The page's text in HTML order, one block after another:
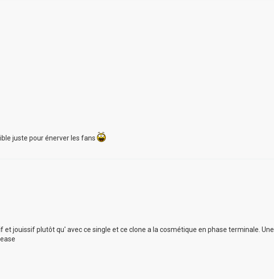
juste pour énerver les fans
et jouissif plutôt qu' avec ce single et ce clone a la cosmétique en phase terminale. Une